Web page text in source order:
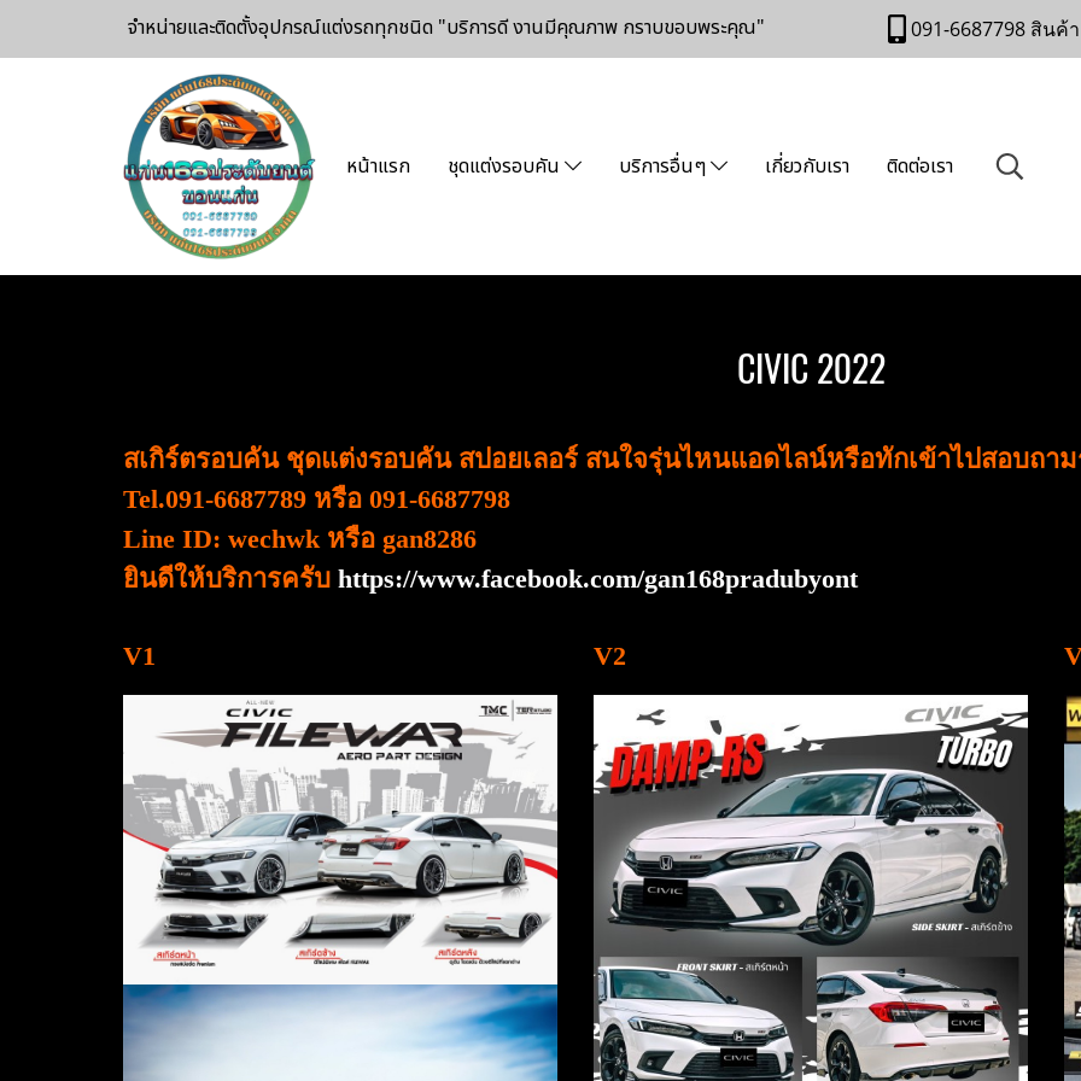
จำหน่ายและติดตั้งอุปกรณ์แต่งรถทุกชนิด "บริการดี งานมีคุณภาพ กราบขอบพระคุณ" 091-6687798 สินค้
หน้าแรก ชุดแต่งรอบคัน บริการอื่นๆ เกี่ยวกับเรา ติดต่อเรา
CIVIC 2022
สเกิร์ตรอบคัน ชุดแต่งรอบคัน สปอยเลอร์ สนใจรุ่นไหนแอดไลน์หรือทักเข้าไปสอบถา
Tel.091-6687789 หรือ 091-6687798
Line ID: wechwk หรือ gan8286
ยินดีให้บริการครับ https://www.facebook.com/gan168pradubyont
V1 V2